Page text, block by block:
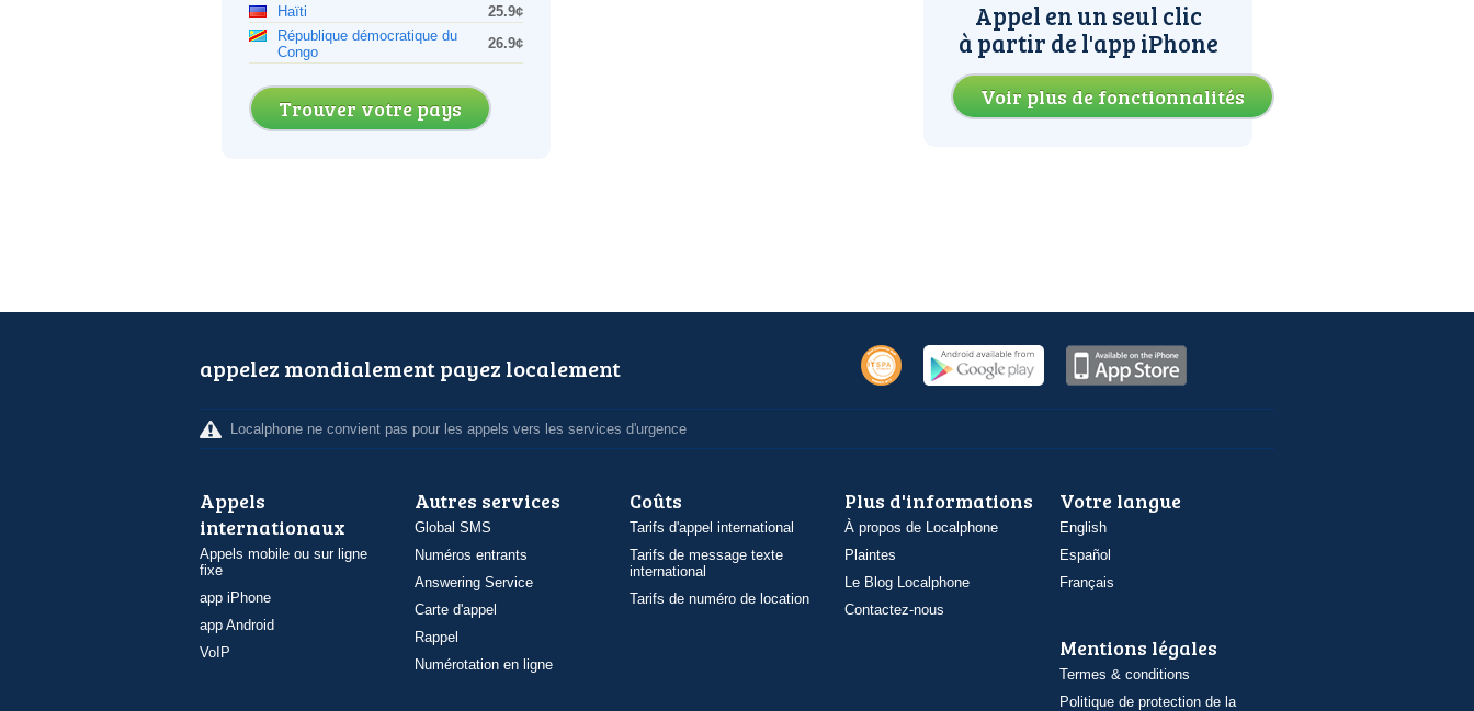
Haïti
25.9¢
République démocratique du
Congo
26.9¢
Trouver votre pays
Appel en un seul clic
à partir de l'app iPhone
Voir plus de fonctionnalités
appelez mondialement payez localement
Localphone ne convient pas pour les appels vers les services d'urgence
Appels
internationaux
Appels mobile ou sur ligne
fixe
app iPhone
app Android
VoIP
Autres services
Global SMS
Numéros entrants
Answering Service
Carte d'appel
Rappel
Numérotation en ligne
Coûts
Tarifs d'appel international
Tarifs de message texte
international
Tarifs de numéro de location
Plus d'informations
À propos de Localphone
Plaintes
Le Blog Localphone
Contactez-nous
Votre langue
English
Español
Français
Mentions légales
Termes & conditions
Politique de protection de la